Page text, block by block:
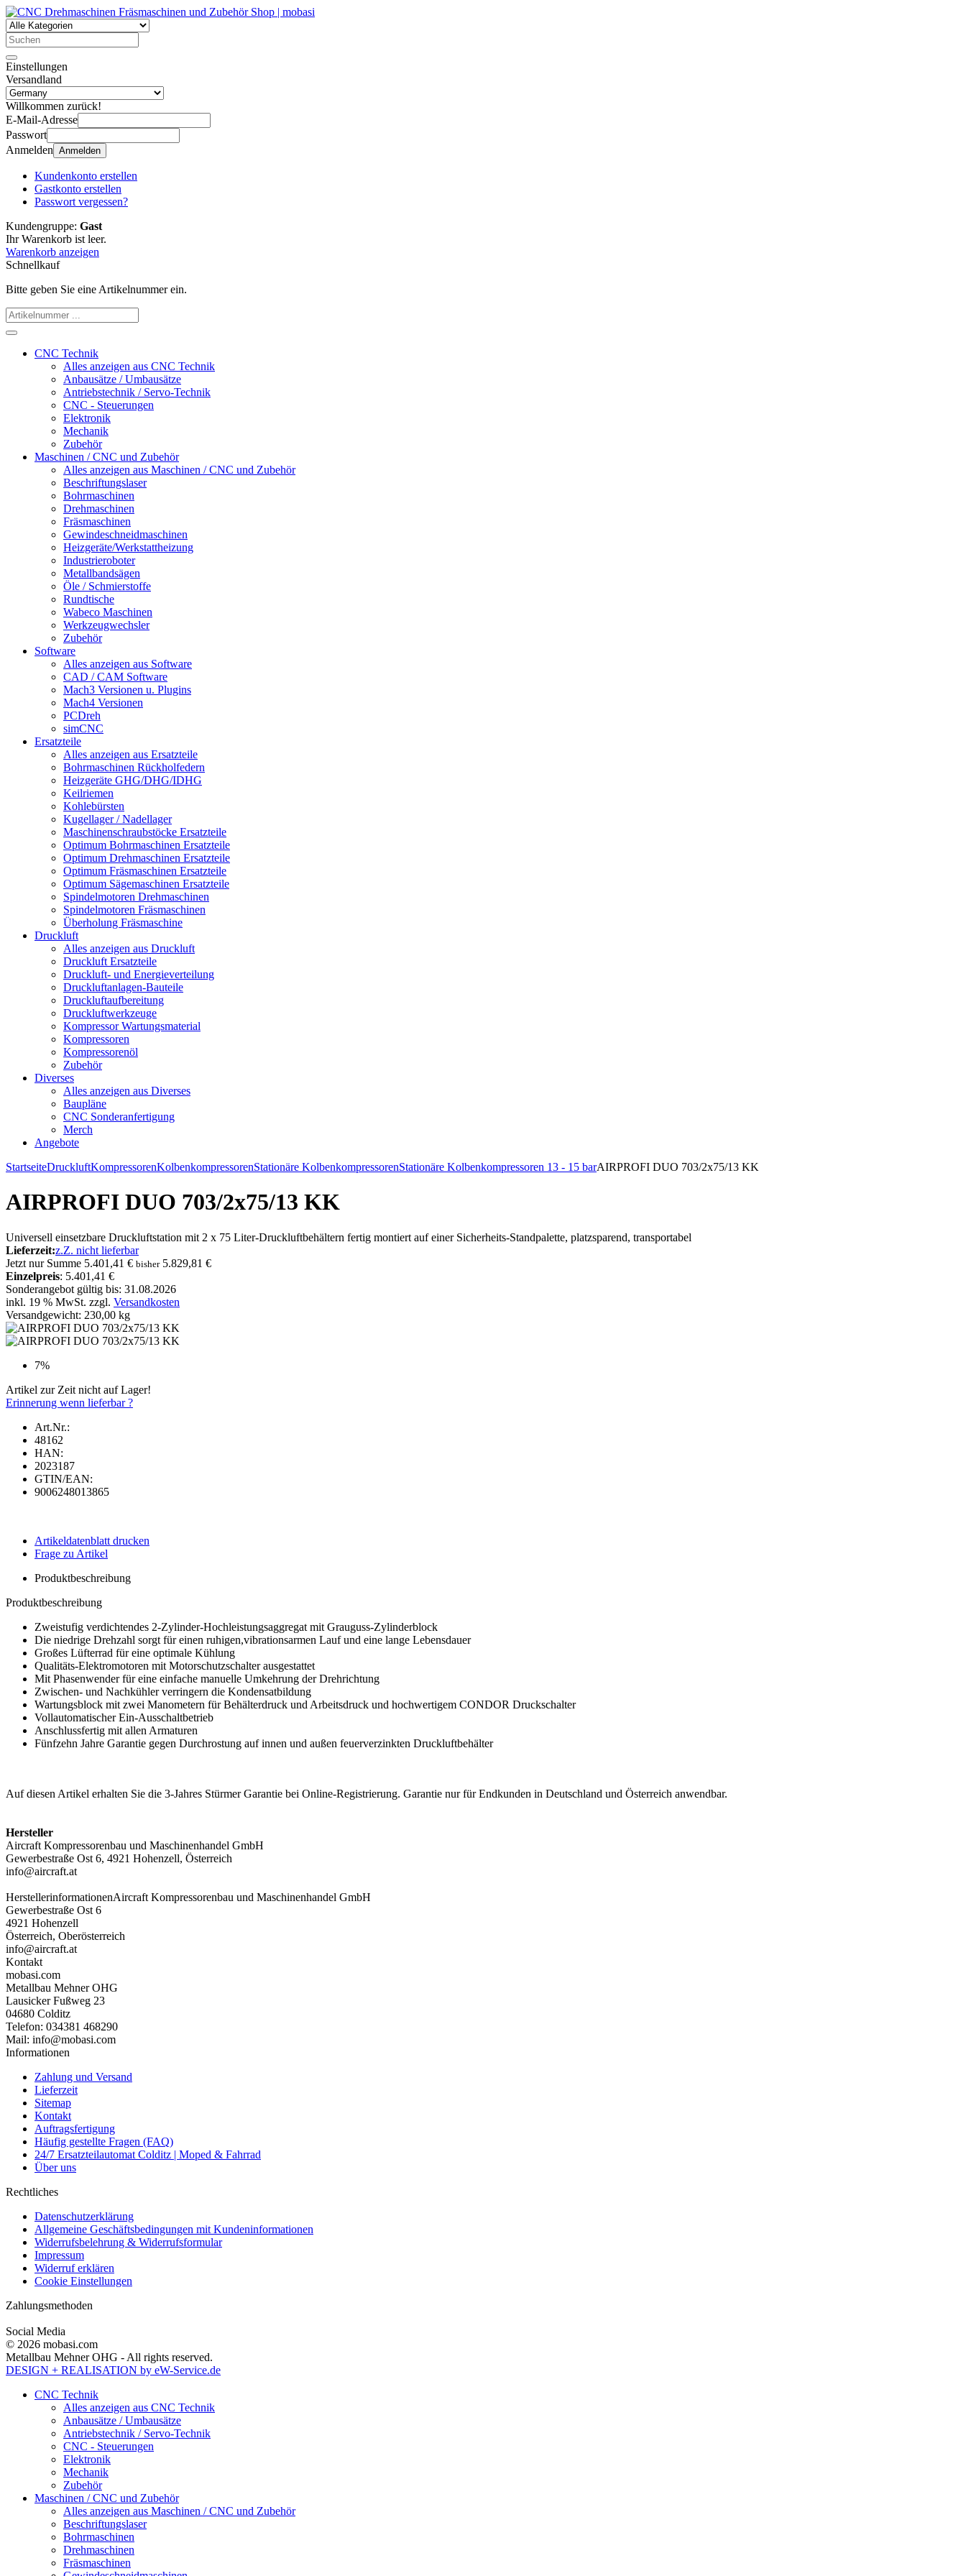
Einstellungen
Versandland
Willkommen zurück!
E-Mail-Adresse
Passwort
Anmelden Anmelden
Kundenkonto erstellen
Gastkonto erstellen
Passwort vergessen?
Kundengruppe: Gast
Ihr Warenkorb ist leer.
Warenkorb anzeigen
Schnellkauf
Bitte geben Sie eine Artikelnummer ein.
CNC Technik
Alles anzeigen aus CNC Technik
Anbausätze / Umbausätze
Antriebstechnik / Servo-Technik
CNC - Steuerungen
Elektronik
Mechanik
Zubehör
Maschinen / CNC und Zubehör
Alles anzeigen aus Maschinen / CNC und Zubehör
Beschriftungslaser
Bohrmaschinen
Drehmaschinen
Fräsmaschinen
Gewindeschneidmaschinen
Heizgeräte/Werkstattheizung
Industrieroboter
Metallbandsägen
Öle / Schmierstoffe
Rundtische
Wabeco Maschinen
Werkzeugwechsler
Zubehör
Software
Alles anzeigen aus Software
CAD / CAM Software
Mach3 Versionen u. Plugins
Mach4 Versionen
PCDreh
simCNC
Ersatzteile
Alles anzeigen aus Ersatzteile
Bohrmaschinen Rückholfedern
Heizgeräte GHG/DHG/IDHG
Keilriemen
Kohlebürsten
Kugellager / Nadellager
Maschinenschraubstöcke Ersatzteile
Optimum Bohrmaschinen Ersatzteile
Optimum Drehmaschinen Ersatzteile
Optimum Fräsmaschinen Ersatzteile
Optimum Sägemaschinen Ersatzteile
Spindelmotoren Drehmaschinen
Spindelmotoren Fräsmaschinen
Überholung Fräsmaschine
Druckluft
Alles anzeigen aus Druckluft
Druckluft Ersatzteile
Druckluft- und Energieverteilung
Druckluftanlagen-Bauteile
Druckluftaufbereitung
Druckluftwerkzeuge
Kompressor Wartungsmaterial
Kompressoren
Kompressorenöl
Zubehör
Diverses
Alles anzeigen aus Diverses
Baupläne
CNC Sonderanfertigung
Merch
Angebote
StartseiteDruckluftKompressorenKolbenkompressorenStationäre KolbenkompressorenStationäre Kolbenkompressoren 13 - 15 barAIRPROFI DUO 703/2x75/13 KK
AIRPROFI DUO 703/2x75/13 KK
Universell einsetzbare Druckluftstation mit 2 x 75 Liter-Druckluftbehältern fertig montiert auf einer Sicherheits-Standpalette, platzsparend, transportabel
Lieferzeit:z.Z. nicht lieferbar
Jetzt nur Summe 5.401,41 € bisher5.829,81 €
Einzelpreis: 5.401,41 €
Sonderangebot gültig bis: 31.08.2026
inkl. 19 % MwSt. zzgl. Versandkosten
Versandgewicht: 230,00 kg
7%
Artikel zur Zeit nicht auf Lager!
Erinnerung wenn lieferbar ?
Art.Nr.:
48162
HAN:
2023187
GTIN/EAN:
9006248013865
Artikeldatenblatt drucken
Frage zu Artikel
Produktbeschreibung
Produktbeschreibung
Zweistufig verdichtendes 2-Zylinder-Hochleistungsaggregat mit Grauguss-Zylinderblock
Die niedrige Drehzahl sorgt für einen ruhigen,vibrationsarmen Lauf und eine lange Lebensdauer
Großes Lüfterrad für eine optimale Kühlung
Qualitäts-Elektromotoren mit Motorschutzschalter ausgestattet
Mit Phasenwender für eine einfache manuelle Umkehrung der Drehrichtung
Zwischen- und Nachkühler verringern die Kondensatbildung
Wartungsblock mit zwei Manometern für Behälterdruck und Arbeitsdruck und hochwertigem CONDOR Druckschalter
Vollautomatischer Ein-Ausschaltbetrieb
Anschlussfertig mit allen Armaturen
Fünfzehn Jahre Garantie gegen Durchrostung auf innen und außen feuerverzinkten Druckluftbehälter
Auf diesen Artikel erhalten Sie die 3-Jahres Stürmer Garantie bei Online-Registrierung. Garantie nur für Endkunden in Deutschland und Österreich anwendbar.
Hersteller
Aircraft Kompressorenbau und Maschinenhandel GmbH
Gewerbestraße Ost 6, 4921 Hohenzell, Österreich
info@aircraft.at
HerstellerinformationenAircraft Kompressorenbau und Maschinenhandel GmbH
Gewerbestraße Ost 6
4921 Hohenzell
Österreich, Oberösterreich
info@aircraft.at
Kontakt
mobasi.com
Metallbau Mehner OHG
Lausicker Fußweg 23
04680 Colditz
Telefon: 034381 468290
Mail: info@mobasi.com
Informationen
Zahlung und Versand
Lieferzeit
Sitemap
Kontakt
Auftragsfertigung
Häufig gestellte Fragen (FAQ)
24/7 Ersatzteilautomat Colditz | Moped & Fahrrad
Über uns
Rechtliches
Datenschutzerklärung
Allgemeine Geschäftsbedingungen mit Kundeninformationen
Widerrufsbelehrung & Widerrufsformular
Impressum
Widerruf erklären
Cookie Einstellungen
Zahlungsmethoden
Social Media
© 2026 mobasi.com
Metallbau Mehner OHG - All rights reserved.
DESIGN + REALISATION by eW-Service.de
CNC Technik
Alles anzeigen aus CNC Technik
Anbausätze / Umbausätze
Antriebstechnik / Servo-Technik
CNC - Steuerungen
Elektronik
Mechanik
Zubehör
Maschinen / CNC und Zubehör
Alles anzeigen aus Maschinen / CNC und Zubehör
Beschriftungslaser
Bohrmaschinen
Drehmaschinen
Fräsmaschinen